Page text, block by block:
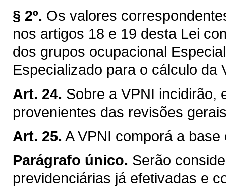
§ 2º. Os valores
nos artigos 18 e 19 desta Lei
dos grupos ocupacional
Especializado para o cálculo da
Art. 24. Sobre a VPNI incidirão,
provenientes das revisões
Art. 25. A VPNI comporá a
Parágrafo único. Serão
previdenciárias já efetivadas e